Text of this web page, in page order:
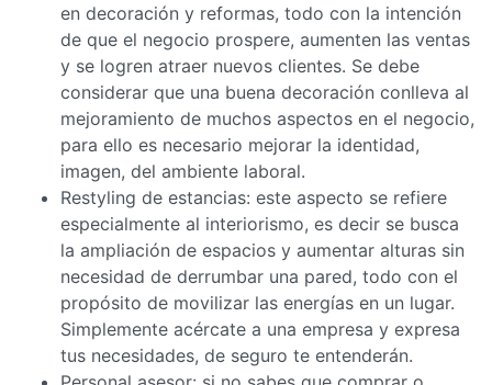
en decoración y reformas, todo con la intención
de que el negocio prospere, aumenten las ventas
y se logren atraer nuevos clientes. Se debe
considerar que una buena decoración conlleva al
mejoramiento de muchos aspectos en el negocio,
para ello es necesario mejorar la identidad,
imagen, del ambiente laboral.
Restyling de estancias: este aspecto se refiere
especialmente al interiorismo, es decir se busca
la ampliación de espacios y aumentar alturas sin
necesidad de derrumbar una pared, todo con el
propósito de movilizar las energías en un lugar.
Simplemente acércate a una empresa y expresa
tus necesidades, de seguro te entenderán.